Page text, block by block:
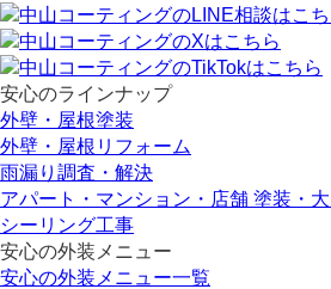
安心のラインナップ
外壁・屋根塗装
外壁・屋根リフォーム
雨漏り調査・解決
アパート・マンション・店舗 塗装・
シーリング工事
安心の外装メニュー
安心の外装メニュー一覧